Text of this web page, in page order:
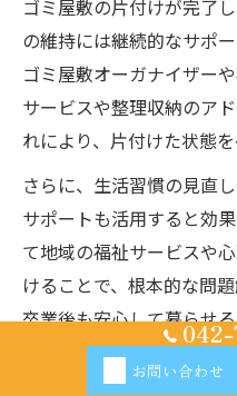
ゴミ屋敷の片付けが完了
の維持には継続的なサポ
ゴミ屋敷オーガナイザー
サービスや整理収納のア
れにより、片付けた状態
さらに、生活習慣の見直
サポートも活用すると効
て地域の福祉サービスや
けることで、根本的な問
卒業後も安心して暮らせ
お問い合わせ